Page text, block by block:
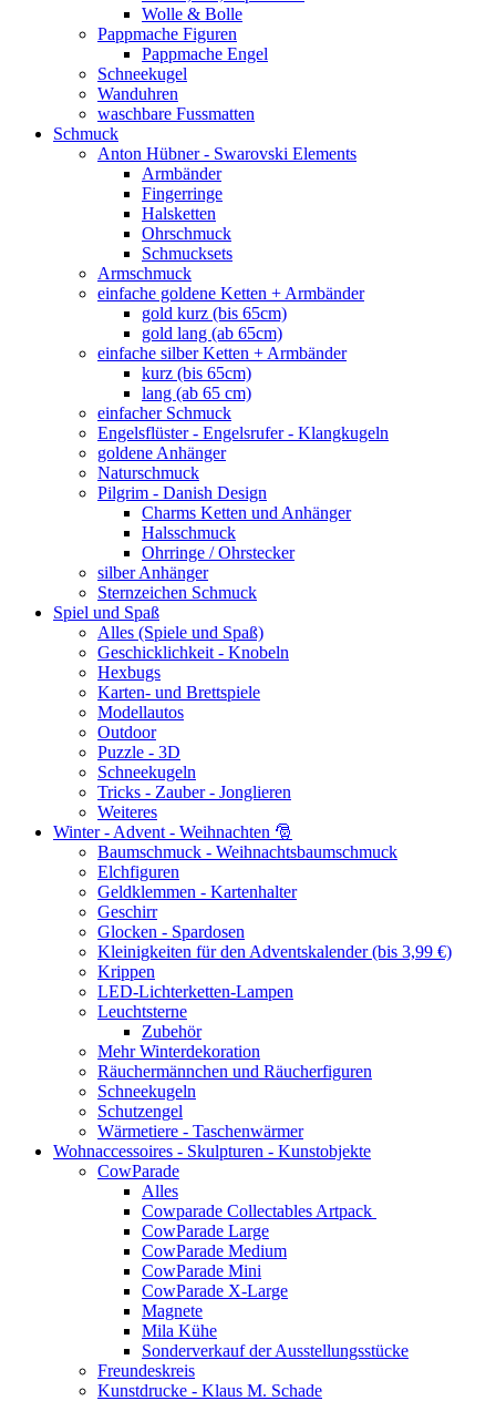
Wolle & Bolle
Pappmache Figuren
Pappmache Engel
Schneekugel
Wanduhren
waschbare Fussmatten
Schmuck
Anton Hübner - Swarovski Elements
Armbänder
Fingerringe
Halsketten
Ohrschmuck
Schmucksets
Armschmuck
einfache goldene Ketten + Armbänder
gold kurz (bis 65cm)
gold lang (ab 65cm)
einfache silber Ketten + Armbänder
kurz (bis 65cm)
lang (ab 65 cm)
einfacher Schmuck
Engelsflüster - Engelsrufer - Klangkugeln
goldene Anhänger
Naturschmuck
Pilgrim - Danish Design
Charms Ketten und Anhänger
Halsschmuck
Ohrringe / Ohrstecker
silber Anhänger
Sternzeichen Schmuck
Spiel und Spaß
Alles (Spiele und Spaß)
Geschicklichkeit - Knobeln
Hexbugs
Karten- und Brettspiele
Modellautos
Outdoor
Puzzle - 3D
Schneekugeln
Tricks - Zauber - Jonglieren
Weiteres
Winter - Advent - Weihnachten 🎅
Baumschmuck - Weihnachtsbaumschmuck
Elchfiguren
Geldklemmen - Kartenhalter
Geschirr
Glocken - Spardosen
Kleinigkeiten für den Adventskalender (bis 3,99 €)
Krippen
LED-Lichterketten-Lampen
Leuchtsterne
Zubehör
Mehr Winterdekoration
Räuchermännchen und Räucherfiguren
Schneekugeln
Schutzengel
Wärmetiere - Taschenwärmer
Wohnaccessoires - Skulpturen - Kunstobjekte
CowParade
Alles
Cowparade Collectables Artpack
CowParade Large
CowParade Medium
CowParade Mini
CowParade X-Large
Magnete
Mila Kühe
Sonderverkauf der Ausstellungsstücke
Freundeskreis
Kunstdrucke - Klaus M. Schade